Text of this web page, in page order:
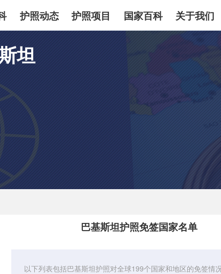
护照动态 护照项目 国家百科 关于我们
坦
巴基斯坦护照免签国家名单
以下列表包括巴基斯坦护照对全球199个国家和地区的免签情